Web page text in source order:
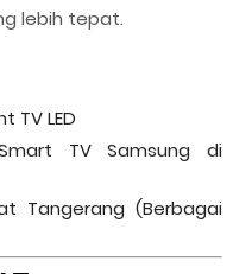
lebih tepat.
TV LED
TV Samsung di
Tangerang (Berbagai